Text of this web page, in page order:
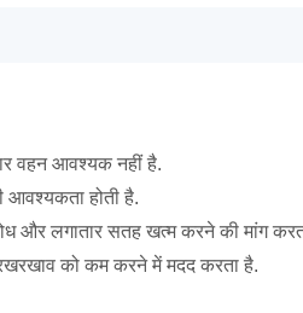
वहन आवश्यक नहीं है.
आवश्यकता होती है.
और लगातार सतह खत्म करने की मांग
को कम करने में मदद करता है.